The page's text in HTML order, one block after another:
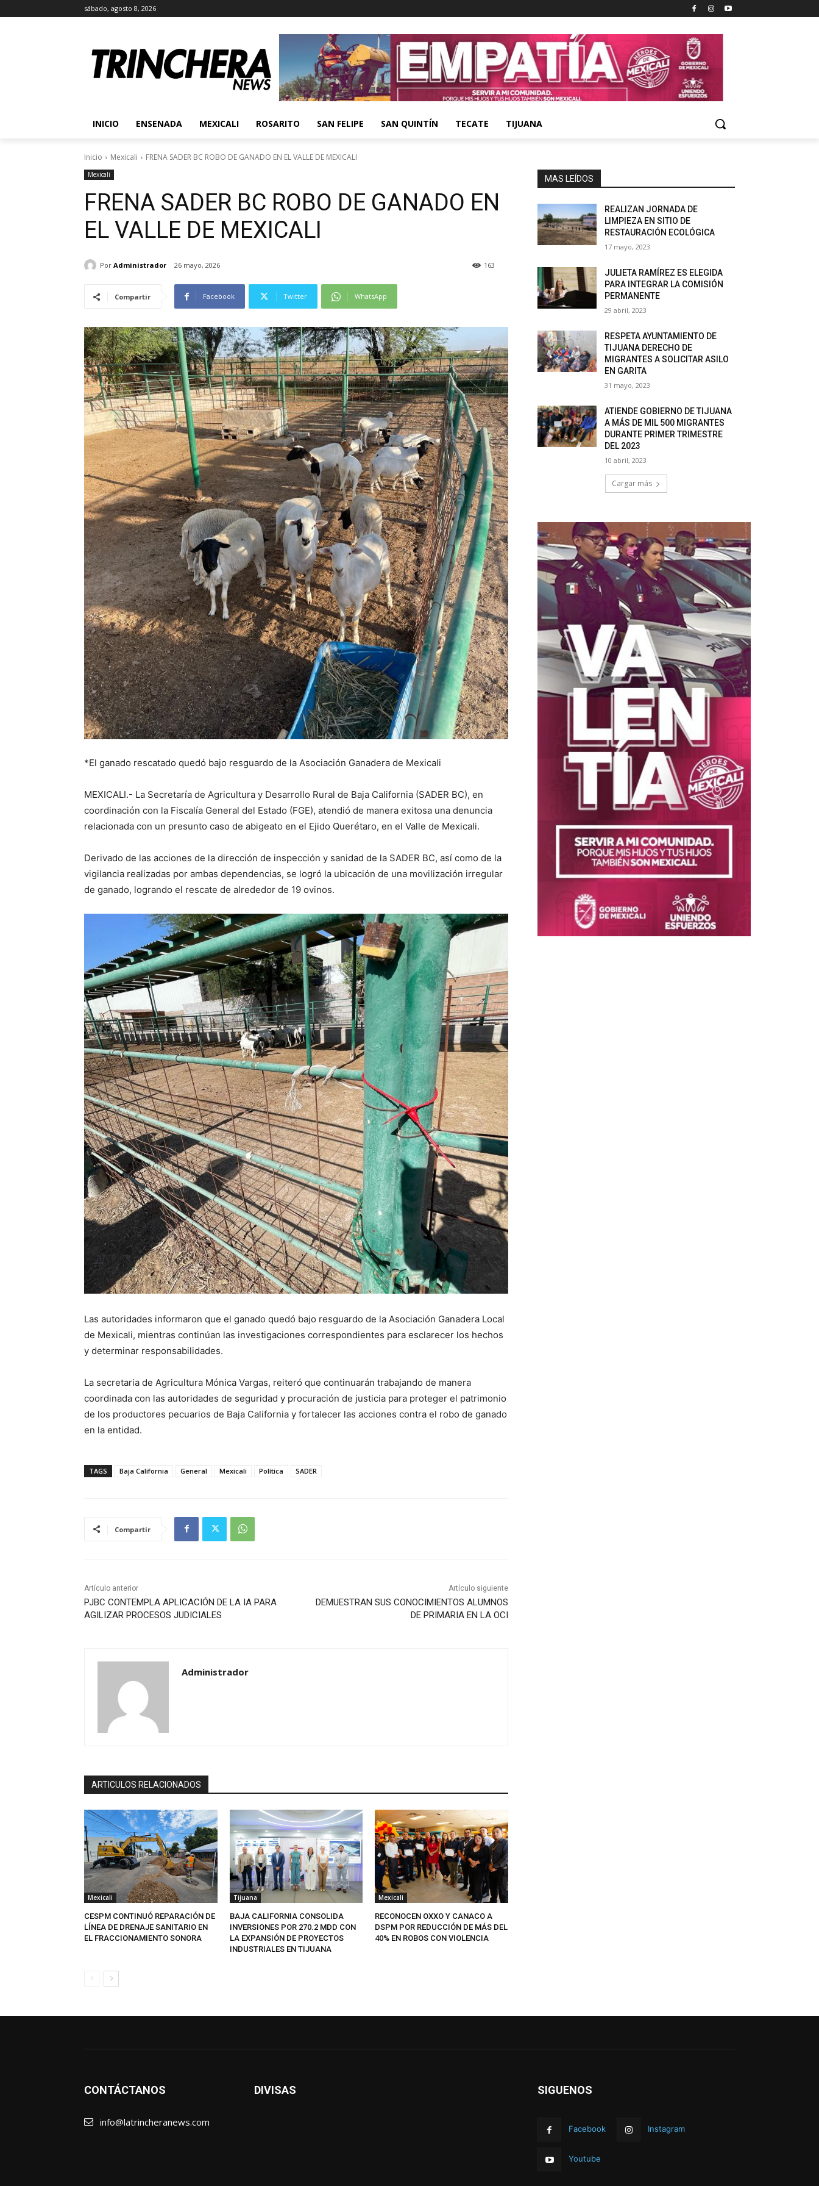
sábado, agosto 8, 2026
INICIO ENSENADA MEXICALI ROSARITO SAN FELIPE SAN QUINTÍN TECATE TIJUANA
Inicio Mexicali FRENA SADER BC ROBO DE GANADO EN EL VALLE DE MEXICALI
Mexicali
FRENA SADER BC ROBO DE GANADO EN
EL VALLE DE MEXICALI
Por Administrador 26 mayo, 2026 163
Compartir Facebook Twitter WhatsApp
*El ganado rescatado quedó bajo resguardo de la Asociación Ganadera de Mexicali
MEXICALI.- La Secretaría de Agricultura y Desarrollo Rural de Baja California (SADER BC), en
coordinación con la Fiscalía General del Estado (FGE), atendió de manera exitosa una denuncia
relacionada con un presunto caso de abigeato en el Ejido Querétaro, en el Valle de Mexicali.
Derivado de las acciones de la dirección de inspección y sanidad de la SADER BC, así como de la
vigilancia realizadas por ambas dependencias, se logró la ubicación de una movilización irregular
de ganado, logrando el rescate de alrededor de 19 ovinos.
Las autoridades informaron que el ganado quedó bajo resguardo de la Asociación Ganadera Local
de Mexicali, mientras continúan las investigaciones correspondientes para esclarecer los hechos
y determinar responsabilidades.
La secretaria de Agricultura Mónica Vargas, reiteró que continuarán trabajando de manera
coordinada con las autoridades de seguridad y procuración de justicia para proteger el patrimonio
de los productores pecuarios de Baja California y fortalecer las acciones contra el robo de ganado
en la entidad.
TAGS Baja California General Mexicali Política SADER
Compartir
Artículo anterior
PJBC CONTEMPLA APLICACIÓN DE LA IA PARA
AGILIZAR PROCESOS JUDICIALES
Artículo siguiente
DEMUESTRAN SUS CONOCIMIENTOS ALUMNOS
DE PRIMARIA EN LA OCI
Administrador
ARTICULOS RELACIONADOS
Mexicali
CESPM CONTINUÓ REPARACIÓN DE
LÍNEA DE DRENAJE SANITARIO EN
EL FRACCIONAMIENTO SONORA
Tijuana
BAJA CALIFORNIA CONSOLIDA
INVERSIONES POR 270.2 MDD CON
LA EXPANSIÓN DE PROYECTOS
INDUSTRIALES EN TIJUANA
Mexicali
RECONOCEN OXXO Y CANACO A
DSPM POR REDUCCIÓN DE MÁS DEL
40% EN ROBOS CON VIOLENCIA
MAS LEÍDOS
REALIZAN JORNADA DE
LIMPIEZA EN SITIO DE
RESTAURACIÓN ECOLÓGICA
17 mayo, 2023
JULIETA RAMÍREZ ES ELEGIDA
PARA INTEGRAR LA COMISIÓN
PERMANENTE
29 abril, 2023
RESPETA AYUNTAMIENTO DE
TIJUANA DERECHO DE
MIGRANTES A SOLICITAR ASILO
EN GARITA
31 mayo, 2023
ATIENDE GOBIERNO DE TIJUANA
A MÁS DE MIL 500 MIGRANTES
DURANTE PRIMER TRIMESTRE
DEL 2023
10 abril, 2023
Cargar más
CONTÁCTANOS
info@latrincheranews.com
DIVISAS SIGUENOS
Facebook Instagram
Youtube